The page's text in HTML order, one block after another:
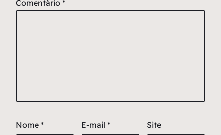
Comentário *
Nome * E-mail * Site